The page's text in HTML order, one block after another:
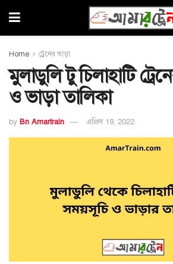
Home ট্রেনের ভাড়া
মুলাডুলি টু চিলাহাটি
ও ভাড়া তালিকা
by Bn Amartrain এপ্রিল 19, 2022